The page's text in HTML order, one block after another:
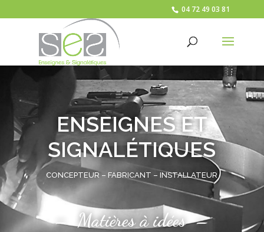
04 72 49 03 81
ENSEIGNES ET
SIGNALÉTIQUES
CONCEPTEUR – FABRICANT – INSTALLATEUR
–Matières à idées–